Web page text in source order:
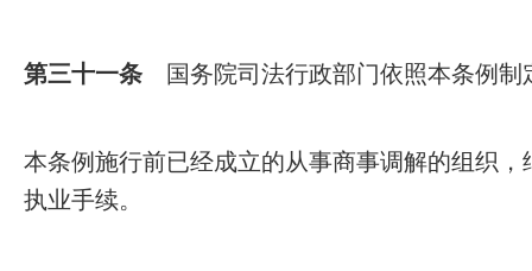
第三十一条 国务院司法行政部门依照本条例制
本条例施行前已经成立的从事商事调解的组织
执业手续。